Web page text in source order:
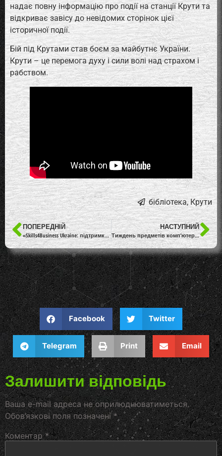
надає повну інформацію про події на станції Крути та
відкриває завісу до невідомих сторінок цієї
історичної події.
Бій під Крутами став боєм за майбутнє України.
Крути – це перемога духу і сили волі над страхом і
рабством.
бібліотека,Крути
ПОПЕРЕДНІЙ
«Skills4Business Ukraine: підтримка розвитку підприємницьких компетенцій у здобувачів освіти»
НАСТУПНИЙ
Тиждень предметів комп’ютерного спрямування
Facebook Twitter
Telegram Print Email
Залишити відповідь
Ваша e-mail адреса не оприлюднюватиметься.
Обов’язкові поля позначені*
Коментар*